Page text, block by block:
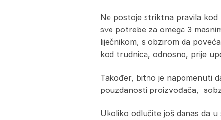
Ne postoje striktna pravila kod
sve potrebe za omega 3
liječnikom, s obzirom da
kod trudnica, odnosno, prije
Također, bitno je napomenuti
pouzdanosti proizvođača,
Ukoliko odlučite još danas da